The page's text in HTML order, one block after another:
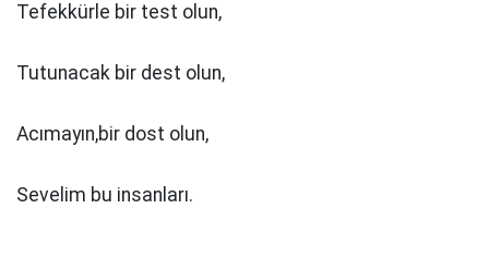
Tefekkürle bir test olun,
Tutunacak bir dest olun,
Acımayın,bir dost olun,
Sevelim bu insanları.